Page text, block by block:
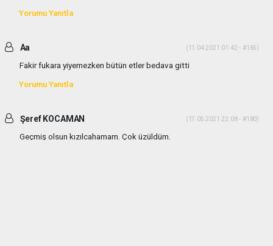
Yorumu Yanıtla
Aa (11.04.2021 01:42 - #165)
Fakir fukara yiyemezken bütün etler bedava gitti
Yorumu Yanıtla
Şeref KOCAMAN (17.05.2021 22:08 - #180)
Geçmiş olsun kızılcahamam. Çok üzüldüm.